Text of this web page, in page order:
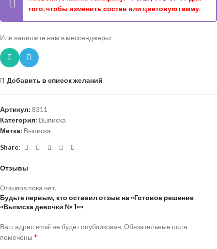
того, чтобы изменить состав или цветовую гамму.
Или напишите нам в мессенджеры:
Добавить в список желаний
Артикул: 8311
Категория: Выписка
Метка: Выписка
Share:
Отзывы
Отзывов пока нет.
Будьте первым, кто оставил отзыв на «Готовое решение
«Выписка девочки № 1»»
Ваш адрес email не будет опубликован. Обязательные поля
помечены *